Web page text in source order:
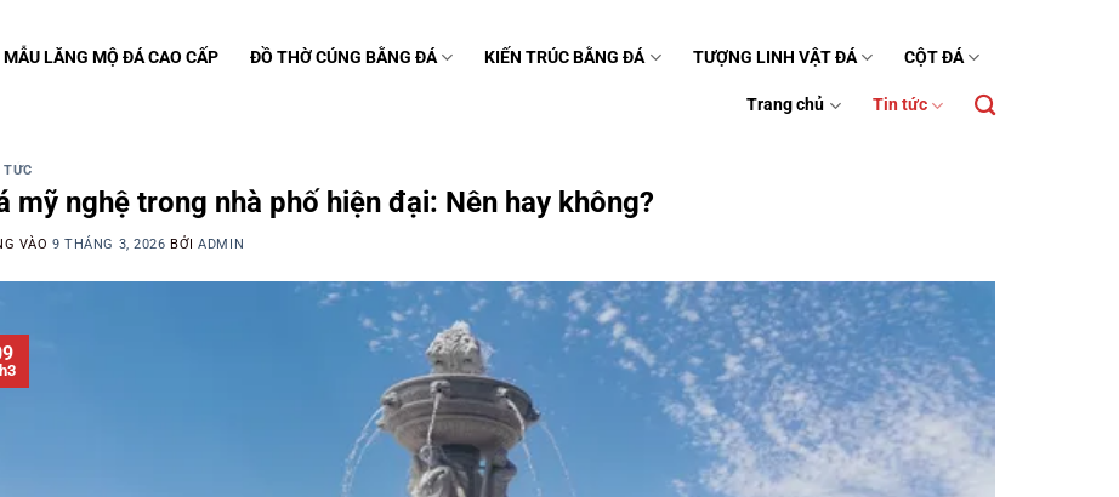
MẪU LĂNG MỘ ĐÁ CAO CẤP ĐỒ THỜ CÚNG BẰNG ĐÁ KIẾN TRÚC BẰNG ĐÁ TƯỢNG LINH VẬT ĐÁ CỘT ĐÁ
Trang chủ Tin tức
mỹ nghệ trong nhà phố hiện đại: Nên hay không?
VÀO9 THÁNG 3, 2026 BỞIADMIN